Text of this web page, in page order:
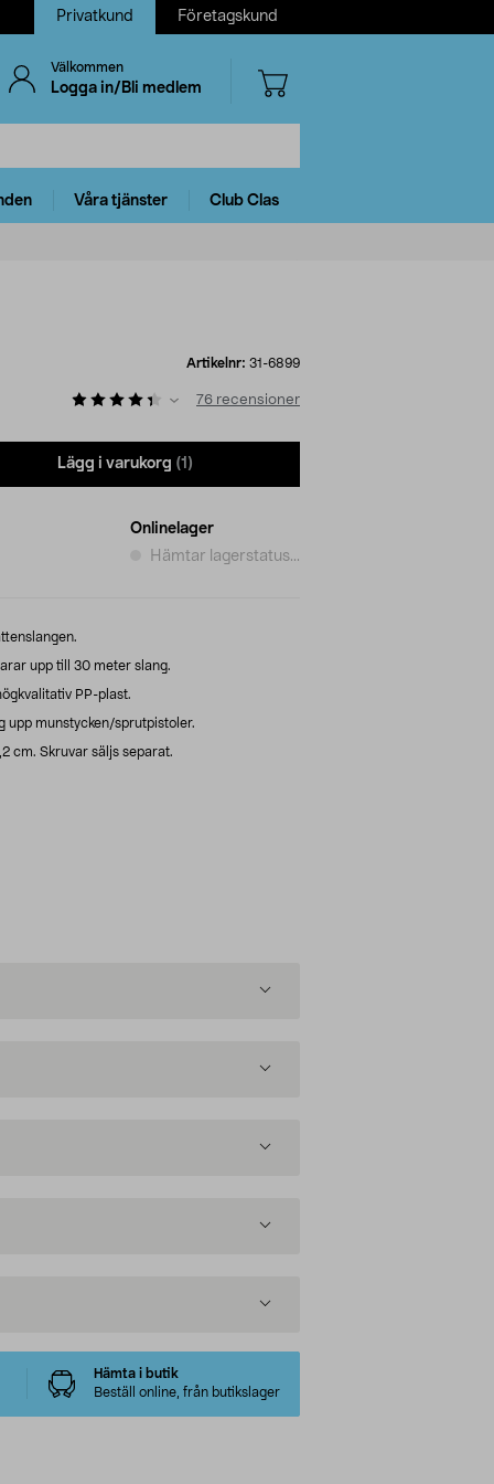
Privatkund Företagskund
Välkommen
Logga in/Bli medlem
Våra tjänster Club Clas
Artikelnr: 31-6899
76 recensioner
Lägg i varukorg (1)
Onlinelager
Hämtar lagerstatus...
upp till 30 meter slang.
PP-plast.
upp munstycken/sprutpistoler.
cm. Skruvar säljs separat.
Hämta i butik
Beställ online, från butikslager